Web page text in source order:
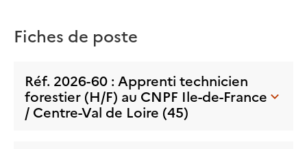
Fiches de poste
Réf. 2026-60 : Apprenti technicien
forestier (H/F) au CNPF Ile-de-France
/ Centre-Val de Loire (45)